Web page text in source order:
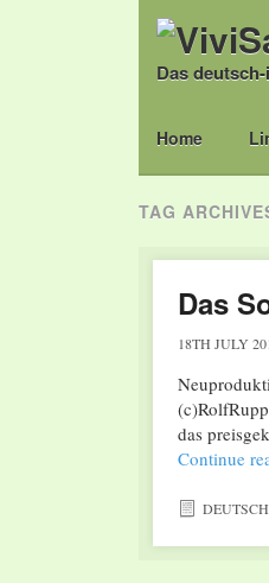
Das
Main menu
Skip
Home
TAG
Das
18TH JULY
das
Continue
DEUTSCH